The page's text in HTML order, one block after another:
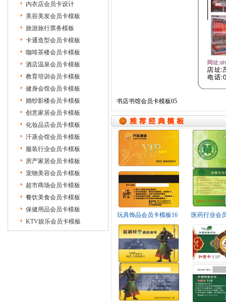
书店书馆会员卡模板05
玩具饰品会员卡模板16 医药行业会
内衣店会员卡设计
美容美发会员卡模板
旅游旅行票务模板
卡通造型会员卡模板
咖啡茶楼会员卡模板
酒店温泉会员卡模板
教育培训会员卡模板
健身会馆会员卡模板
婚纱影楼会员卡模板
创意家居会员卡模板
化妆品店会员卡模板
汗蒸会馆会员卡模板
服装行业会员卡模板
房产家居会员卡模板
宠物美容会员卡模板
超市商场会员卡模板
餐饮美食会员卡模板
保健用品会员卡模板
KTV娱乐会员卡模板